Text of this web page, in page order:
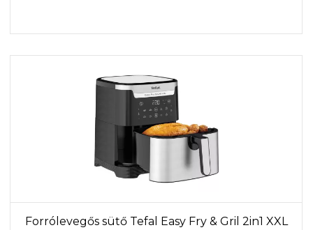
Forrólevegős sütő Tefal Easy Fry & Gril 2in1 XXL